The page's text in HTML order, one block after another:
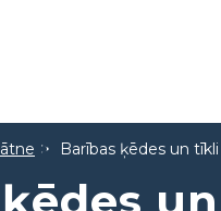
Barības ķēdes un tīkli